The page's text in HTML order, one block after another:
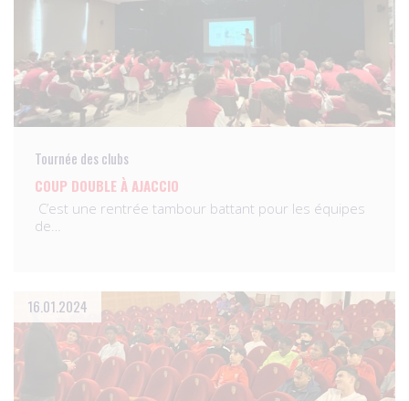
Tournée des clubs
COUP DOUBLE À AJACCIO
C’est une rentrée tambour battant pour les équipes
de…
16.01.2024